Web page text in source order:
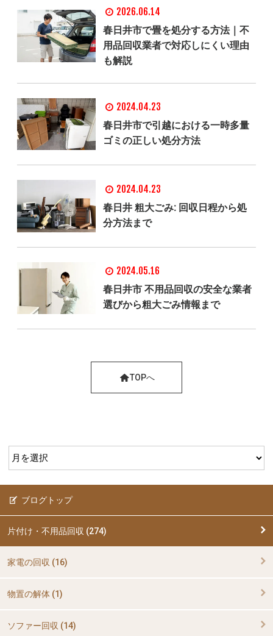
2026.06.14
春日井市で畳を処分する方法｜不
用品回収業者で対応しにくい理由
も解説
2024.04.23
春日井市で引越における一時多量
ゴミの正しい処分方法
2024.04.23
春日井 粗大ごみ: 回収日程から処
分方法まで
2024.05.16
春日井市 不用品回収の安全な業者
選びから粗大ごみ情報まで
TOPへ
ブログトップ
片付け・不用品回収 (274)
家電の回収 (16)
物置の解体 (1)
ソファー回収 (14)